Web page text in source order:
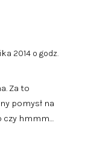
2014 o godz.
Za to
pomysł na
czy hmmm…